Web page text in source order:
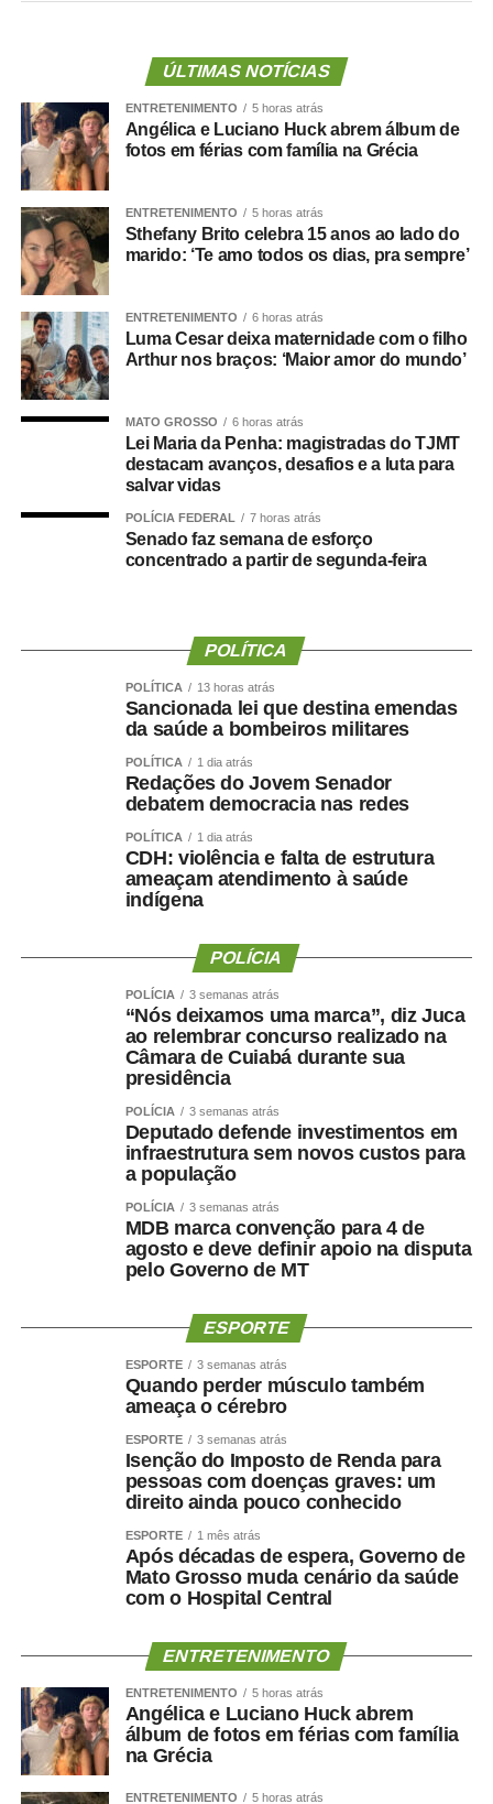
Confira fotos abaixo:
Ver essa foto no Instagram
Um post compartilhado por Angélica (@angelicaksy)
Angélica e Luciano Huck abrem álbum de fotos
TOP FAMOSOS
COMENTE ABAIXO:
WhatsApp
Facebook
Twitter
Messenger
LinkedIn
Share
ÚLTIMAS NOTÍCIAS
ENTRETENIMENTO 5 horas atrás
Angélica e Luciano Huck abrem álbum de
fotos em férias com família na Grécia
ENTRETENIMENTO 5 horas atrás
Sthefany Brito celebra 15 anos ao lado do
marido: ‘Te amo todos os dias, pra sempre’
ENTRETENIMENTO 6 horas atrás
Luma Cesar deixa maternidade com o filho
Arthur nos braços: ‘Maior amor do mundo’
MATO GROSSO 6 horas atrás
Lei Maria da Penha: magistradas do TJMT
destacam avanços, desafios e a luta para
salvar vidas
POLÍCIA FEDERAL 7 horas atrás
Senado faz semana de esforço
concentrado a partir de segunda-feira
POLÍTICA
POLÍTICA 13 horas atrás
Sancionada lei que destina emendas
da saúde a bombeiros militares
POLÍTICA 1 dia atrás
Redações do Jovem Senador
debatem democracia nas redes
POLÍTICA 1 dia atrás
CDH: violência e falta de estrutura
ameaçam atendimento à saúde
indígena
POLÍCIA
POLÍCIA 3 semanas atrás
“Nós deixamos uma marca”, diz Juca
ao relembrar concurso realizado na
Câmara de Cuiabá durante sua
presidência
POLÍCIA 3 semanas atrás
Deputado defende investimentos em
infraestrutura sem novos custos para
a população
POLÍCIA 3 semanas atrás
MDB marca convenção para 4 de
agosto e deve definir apoio na disputa
pelo Governo de MT
ESPORTE
ESPORTE 3 semanas atrás
Quando perder músculo também
ameaça o cérebro
ESPORTE 3 semanas atrás
Isenção do Imposto de Renda para
pessoas com doenças graves: um
direito ainda pouco conhecido
ESPORTE 1 mês atrás
Após décadas de espera, Governo de
Mato Grosso muda cenário da saúde
com o Hospital Central
ENTRETENIMENTO
ENTRETENIMENTO 5 horas atrás
Angélica e Luciano Huck abrem
álbum de fotos em férias com família
na Grécia
ENTRETENIMENTO 5 horas atrás